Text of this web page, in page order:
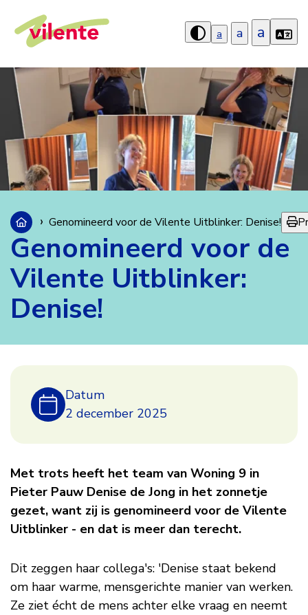
Hoog
aanzetten
a a a
Genomineerd voor de Vilente Uitblinker: Denise!
Genomineerd voor de
Vilente Uitblinker:
Denise!
Genomineerd
voor
de
Vilente
Uitblinker:
Denise!
Met trots heeft het team van Woning 9 in
Pieter Pauw Denise de Jong in het zonnetje
gezet, want zij is genomineerd voor de Vilente
Uitblinker - en dat is meer dan terecht.
Datum
2 december 2025
Dit zeggen haar collega's: 'Denise staat bekend
om haar warme, mensgerichte manier van werken.
Ze ziet écht de mens achter elke vraag en neemt